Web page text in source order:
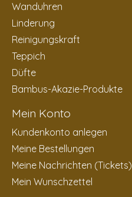
Wanduhren
Linderung
Reinigungskraft
Teppich
Düfte
Bambus-Akazie-Produkte
Mein Konto
Kundenkonto anlegen
Meine Bestellungen
Meine Nachrichten (Tickets)
Mein Wunschzettel